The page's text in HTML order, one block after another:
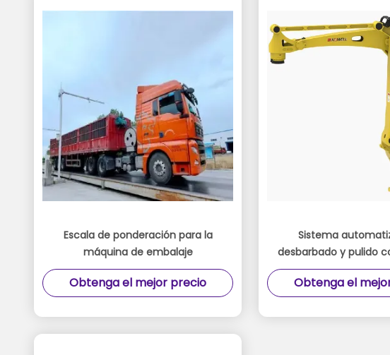
Escala de ponderación para la
máquina de embalaje
Obtenga el mejor precio
Sistema
desbarbado y pulido
acoplamiento
tareas de
Obtenga el